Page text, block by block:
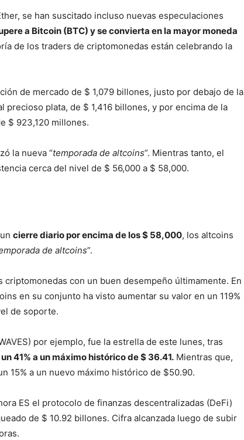
se han suscitado incluso nuevas especulaciones
a Bitcoin (BTC) y se convierta en la mayor moneda
de los traders de criptomonedas están celebrando la
de mercado de $ 1,079 billones, justo por debajo de la
precioso plata, de $ 1,416 billones, y por encima de la
$ 923,120 millones.
la nueva “temporada de altcoins”. Mientras tanto, el
cerca del nivel de $ 56,000 a $ 58,000.
cierre diario por encima de los $ 58,000, los altcoins
de altcoins”.
criptomonedas con un buen desempeño últimamente. En
en su conjunto ha visto aumentar su valor en un 119%
de soporte.
por ejemplo, fue la estrella de este lunes, tras
41% a un máximo histórico de $ 36.41. Mientras que,
15% a un nuevo máximo histórico de $50.90.
ES el protocolo de finanzas descentralizadas (DeFi)
de $ 10.92 billones. Cifra alcanzada luego de subir